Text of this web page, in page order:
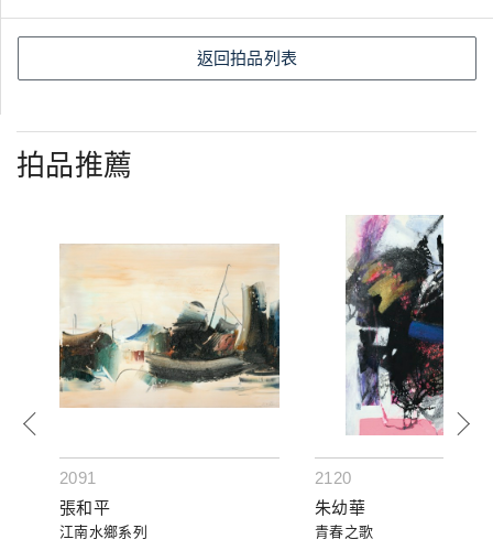
返回拍品列表
拍品推薦
2091
張和平
江南水鄉系列
2120
朱幼華
青春之歌